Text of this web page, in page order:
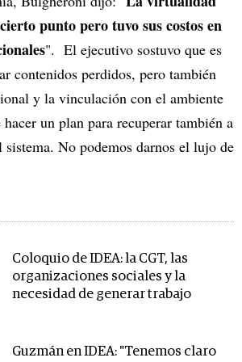
punto pero tuvo sus costos en
". El ejecutivo sostuvo que es
contenidos perdidos, pero también
y la vinculación con el ambiente
un plan para recuperar también a
No podemos darnos el lujo de
Coloquio de IDEA: la CGT, las
organizaciones sociales y la
necesidad de generar trabajo
Guzmán en IDEA: "Tenemos claro